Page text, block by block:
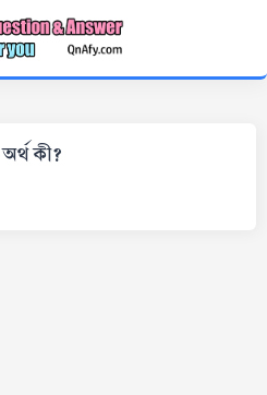
কী?